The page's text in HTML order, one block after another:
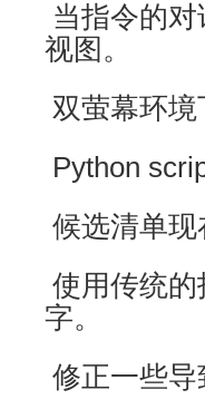
当指令的
视图。
双萤幕环
Python
候选清单
使用传统
字。
修正一些导